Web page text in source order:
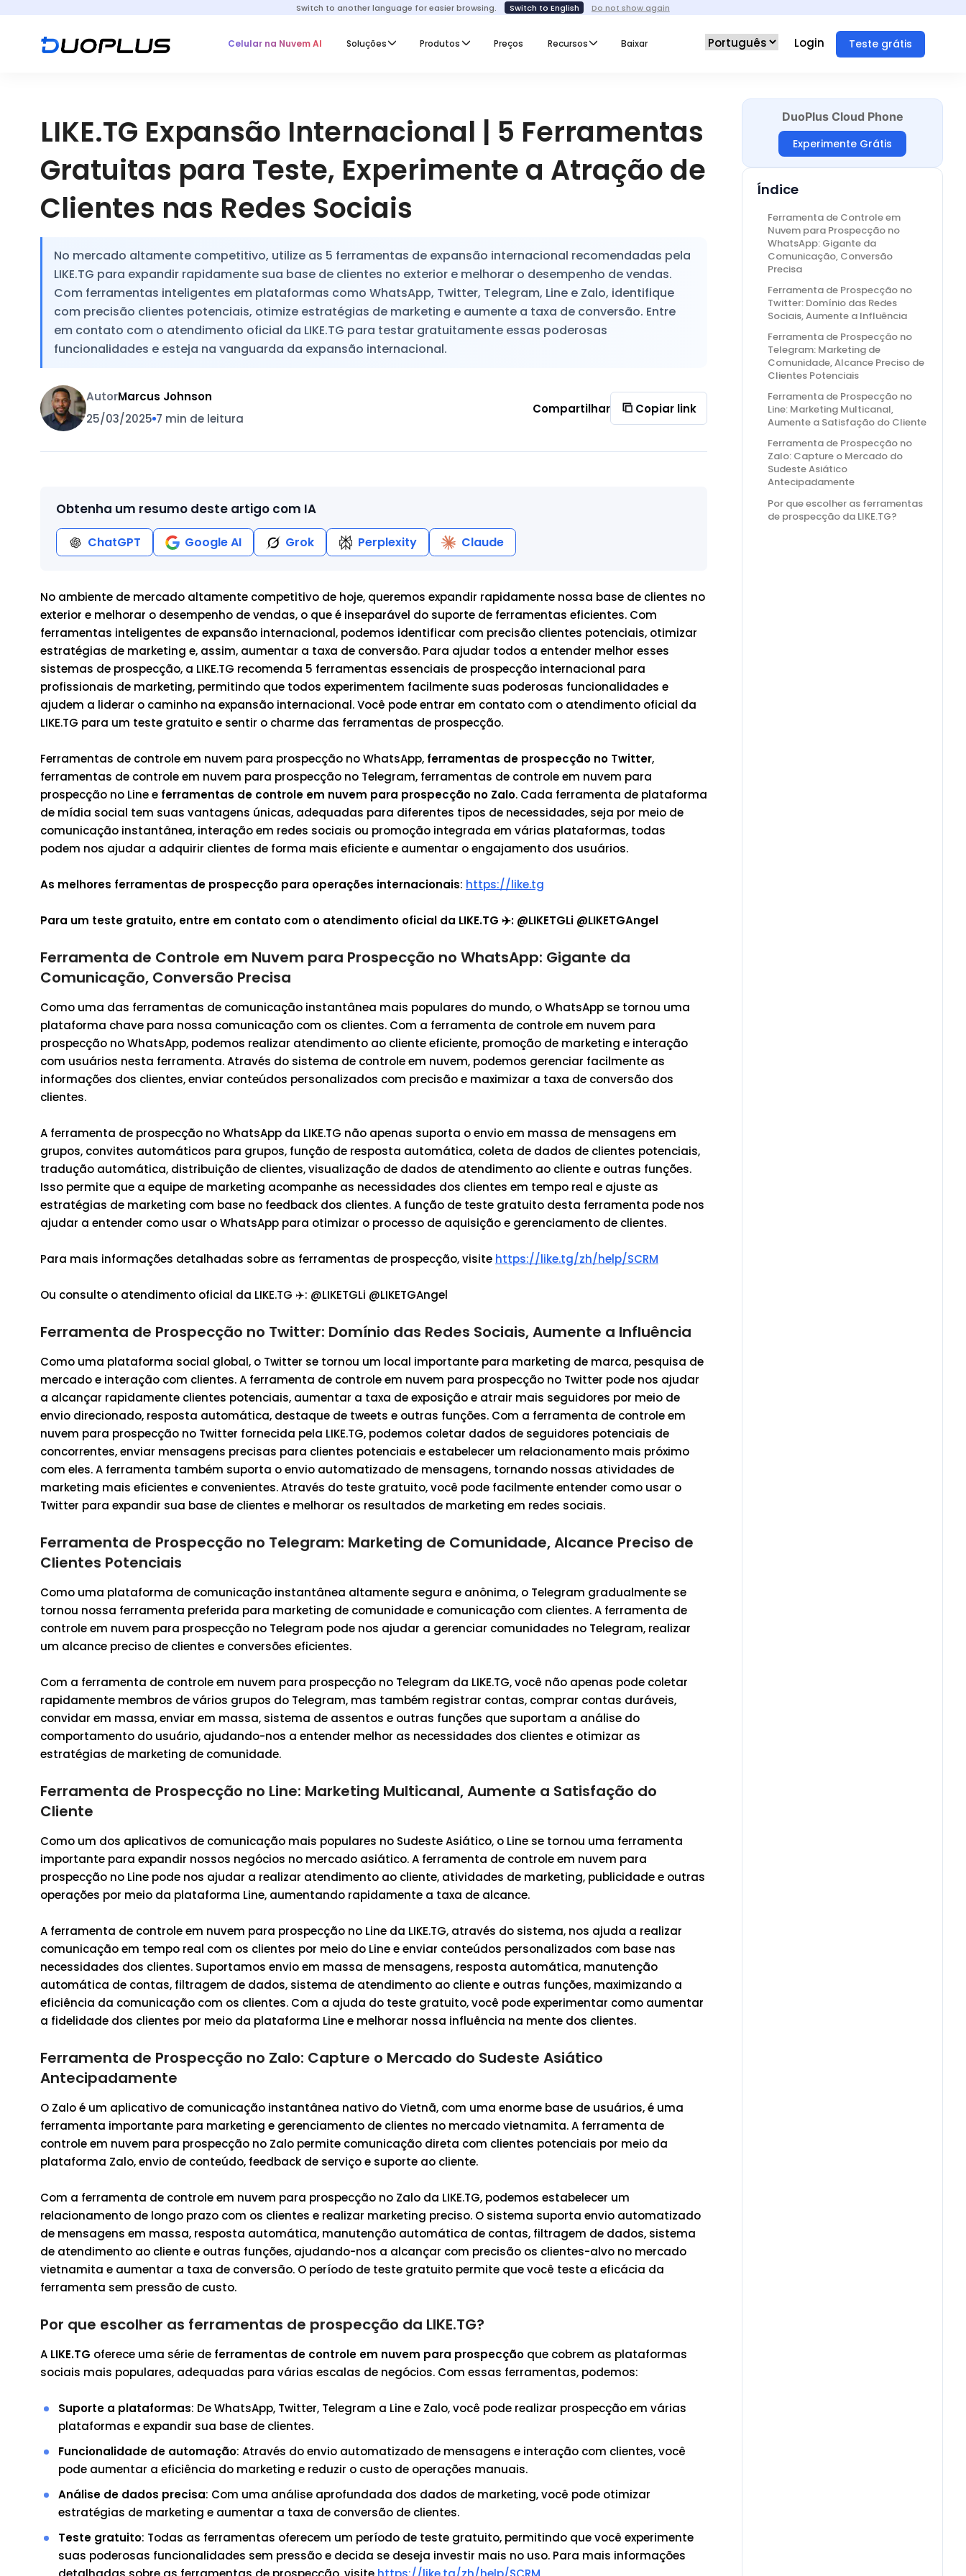
Switch to another language for easier browsing. Switch to English Do not show again
Celular na Nuvem AI Soluções Produtos Preços Recursos Baixar Login Teste grátis
LIKE.TG Expansão Internacional | 5 Ferramentas
Gratuitas para Teste, Experimente a Atração de
Clientes nas Redes Sociais
No mercado altamente competitivo, utilize as 5 ferramentas de expansão internacional recomendadas pela
LIKE.TG para expandir rapidamente sua base de clientes no exterior e melhorar o desempenho de vendas.
Com ferramentas inteligentes em plataformas como WhatsApp, Twitter, Telegram, Line e Zalo, identifique
com precisão clientes potenciais, otimize estratégias de marketing e aumente a taxa de conversão. Entre
em contato com o atendimento oficial da LIKE.TG para testar gratuitamente essas poderosas
funcionalidades e esteja na vanguarda da expansão internacional.
AutorMarcus Johnson
25/03/2025 7 min de leitura
Compartilhar Copiar link
Obtenha um resumo deste artigo com IA
ChatGPT Google AI Grok Perplexity Claude
No ambiente de mercado altamente competitivo de hoje, queremos expandir rapidamente nossa base de clientes no
exterior e melhorar o desempenho de vendas, o que é inseparável do suporte de ferramentas eficientes. Com
ferramentas inteligentes de expansão internacional, podemos identificar com precisão clientes potenciais, otimizar
estratégias de marketing e, assim, aumentar a taxa de conversão. Para ajudar todos a entender melhor esses
sistemas de prospecção, a LIKE.TG recomenda 5 ferramentas essenciais de prospecção internacional para
profissionais de marketing, permitindo que todos experimentem facilmente suas poderosas funcionalidades e
ajudem a liderar o caminho na expansão internacional. Você pode entrar em contato com o atendimento oficial da
LIKE.TG para um teste gratuito e sentir o charme das ferramentas de prospecção.
Ferramentas de controle em nuvem para prospecção no WhatsApp, ferramentas de prospecção no Twitter,
ferramentas de controle em nuvem para prospecção no Telegram, ferramentas de controle em nuvem para
prospecção no Line e ferramentas de controle em nuvem para prospecção no Zalo. Cada ferramenta de plataforma
de mídia social tem suas vantagens únicas, adequadas para diferentes tipos de necessidades, seja por meio de
comunicação instantânea, interação em redes sociais ou promoção integrada em várias plataformas, todas
podem nos ajudar a adquirir clientes de forma mais eficiente e aumentar o engajamento dos usuários.
As melhores ferramentas de prospecção para operações internacionais: https://like.tg
Para um teste gratuito, entre em contato com o atendimento oficial da LIKE.TG ✈️: @LIKETGLi @LIKETGAngel
Ferramenta de Controle em Nuvem para Prospecção no WhatsApp: Gigante da
Comunicação, Conversão Precisa
Como uma das ferramentas de comunicação instantânea mais populares do mundo, o WhatsApp se tornou uma
plataforma chave para nossa comunicação com os clientes. Com a ferramenta de controle em nuvem para
prospecção no WhatsApp, podemos realizar atendimento ao cliente eficiente, promoção de marketing e interação
com usuários nesta ferramenta. Através do sistema de controle em nuvem, podemos gerenciar facilmente as
informações dos clientes, enviar conteúdos personalizados com precisão e maximizar a taxa de conversão dos
clientes.
A ferramenta de prospecção no WhatsApp da LIKE.TG não apenas suporta o envio em massa de mensagens em
grupos, convites automáticos para grupos, função de resposta automática, coleta de dados de clientes potenciais,
tradução automática, distribuição de clientes, visualização de dados de atendimento ao cliente e outras funções.
Isso permite que a equipe de marketing acompanhe as necessidades dos clientes em tempo real e ajuste as
estratégias de marketing com base no feedback dos clientes. A função de teste gratuito desta ferramenta pode nos
ajudar a entender como usar o WhatsApp para otimizar o processo de aquisição e gerenciamento de clientes.
Para mais informações detalhadas sobre as ferramentas de prospecção, visite https://like.tg/zh/help/SCRM
Ou consulte o atendimento oficial da LIKE.TG ✈️: @LIKETGLi @LIKETGAngel
Ferramenta de Prospecção no Twitter: Domínio das Redes Sociais, Aumente a Influência
Como uma plataforma social global, o Twitter se tornou um local importante para marketing de marca, pesquisa de
mercado e interação com clientes. A ferramenta de controle em nuvem para prospecção no Twitter pode nos ajudar
a alcançar rapidamente clientes potenciais, aumentar a taxa de exposição e atrair mais seguidores por meio de
envio direcionado, resposta automática, destaque de tweets e outras funções. Com a ferramenta de controle em
nuvem para prospecção no Twitter fornecida pela LIKE.TG, podemos coletar dados de seguidores potenciais de
concorrentes, enviar mensagens precisas para clientes potenciais e estabelecer um relacionamento mais próximo
com eles. A ferramenta também suporta o envio automatizado de mensagens, tornando nossas atividades de
marketing mais eficientes e convenientes. Através do teste gratuito, você pode facilmente entender como usar o
Twitter para expandir sua base de clientes e melhorar os resultados de marketing em redes sociais.
Ferramenta de Prospecção no Telegram: Marketing de Comunidade, Alcance Preciso de
Clientes Potenciais
Como uma plataforma de comunicação instantânea altamente segura e anônima, o Telegram gradualmente se
tornou nossa ferramenta preferida para marketing de comunidade e comunicação com clientes. A ferramenta de
controle em nuvem para prospecção no Telegram pode nos ajudar a gerenciar comunidades no Telegram, realizar
um alcance preciso de clientes e conversões eficientes.
Com a ferramenta de controle em nuvem para prospecção no Telegram da LIKE.TG, você não apenas pode coletar
rapidamente membros de vários grupos do Telegram, mas também registrar contas, comprar contas duráveis,
convidar em massa, enviar em massa, sistema de assentos e outras funções que suportam a análise do
comportamento do usuário, ajudando-nos a entender melhor as necessidades dos clientes e otimizar as
estratégias de marketing de comunidade.
Ferramenta de Prospecção no Line: Marketing Multicanal, Aumente a Satisfação do
Cliente
Como um dos aplicativos de comunicação mais populares no Sudeste Asiático, o Line se tornou uma ferramenta
importante para expandir nossos negócios no mercado asiático. A ferramenta de controle em nuvem para
prospecção no Line pode nos ajudar a realizar atendimento ao cliente, atividades de marketing, publicidade e outras
operações por meio da plataforma Line, aumentando rapidamente a taxa de alcance.
A ferramenta de controle em nuvem para prospecção no Line da LIKE.TG, através do sistema, nos ajuda a realizar
comunicação em tempo real com os clientes por meio do Line e enviar conteúdos personalizados com base nas
necessidades dos clientes. Suportamos envio em massa de mensagens, resposta automática, manutenção
automática de contas, filtragem de dados, sistema de atendimento ao cliente e outras funções, maximizando a
eficiência da comunicação com os clientes. Com a ajuda do teste gratuito, você pode experimentar como aumentar
a fidelidade dos clientes por meio da plataforma Line e melhorar nossa influência na mente dos clientes.
Ferramenta de Prospecção no Zalo: Capture o Mercado do Sudeste Asiático
Antecipadamente
O Zalo é um aplicativo de comunicação instantânea nativo do Vietnã, com uma enorme base de usuários, é uma
ferramenta importante para marketing e gerenciamento de clientes no mercado vietnamita. A ferramenta de
controle em nuvem para prospecção no Zalo permite comunicação direta com clientes potenciais por meio da
plataforma Zalo, envio de conteúdo, feedback de serviço e suporte ao cliente.
Com a ferramenta de controle em nuvem para prospecção no Zalo da LIKE.TG, podemos estabelecer um
relacionamento de longo prazo com os clientes e realizar marketing preciso. O sistema suporta envio automatizado
de mensagens em massa, resposta automática, manutenção automática de contas, filtragem de dados, sistema
de atendimento ao cliente e outras funções, ajudando-nos a alcançar com precisão os clientes-alvo no mercado
vietnamita e aumentar a taxa de conversão. O período de teste gratuito permite que você teste a eficácia da
ferramenta sem pressão de custo.
Por que escolher as ferramentas de prospecção da LIKE.TG?
A LIKE.TG oferece uma série de ferramentas de controle em nuvem para prospecção que cobrem as plataformas
sociais mais populares, adequadas para várias escalas de negócios. Com essas ferramentas, podemos:
Suporte a plataformas: De WhatsApp, Twitter, Telegram a Line e Zalo, você pode realizar prospecção em várias
plataformas e expandir sua base de clientes.
Funcionalidade de automação: Através do envio automatizado de mensagens e interação com clientes, você
pode aumentar a eficiência do marketing e reduzir o custo de operações manuais.
Análise de dados precisa: Com uma análise aprofundada dos dados de marketing, você pode otimizar
estratégias de marketing e aumentar a taxa de conversão de clientes.
Teste gratuito: Todas as ferramentas oferecem um período de teste gratuito, permitindo que você experimente
suas poderosas funcionalidades sem pressão e decida se deseja investir mais no uso. Para mais informações
DuoPlus Cloud Phone
Experimente Grátis
Índice
Ferramenta de Controle em
Nuvem para Prospecção no
WhatsApp: Gigante da
Comunicação, Conversão
Precisa
Ferramenta de Prospecção no
Twitter: Domínio das Redes
Sociais, Aumente a Influência
Ferramenta de Prospecção no
Telegram: Marketing de
Comunidade, Alcance Preciso de
Clientes Potenciais
Ferramenta de Prospecção no
Line: Marketing Multicanal,
Aumente a Satisfação do Cliente
Ferramenta de Prospecção no
Zalo: Capture o Mercado do
Sudeste Asiático
Antecipadamente
Por que escolher as ferramentas
de prospecção da LIKE.TG?